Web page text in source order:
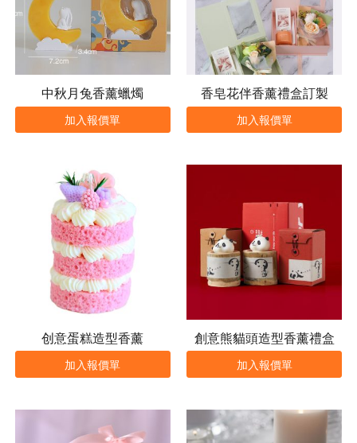
中秋月兔香薰蠟燭
加入報價單
香皂花伴香薰禮盒訂製
加入報價單
创意蛋糕造型香薰
加入報價單
創意熊貓頭造型香薰禮盒
加入報價單